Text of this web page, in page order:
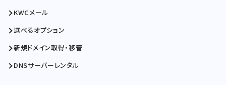
KWCメール
選べるオプション
新規ドメイン取得・移管
DNSサーバーレンタル